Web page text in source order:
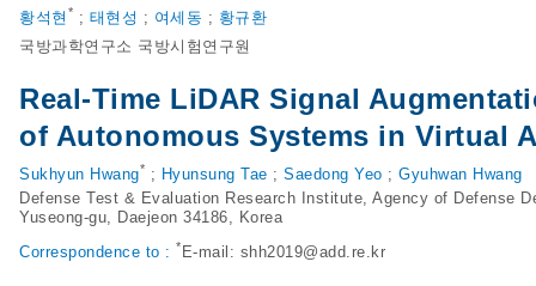
황석현 * ; 태현성 ; 여세동 ; 황규환
국방과학연구소 국방시험연구원
Real-Time LiDAR Signal
of Autonomous Systems in Virtual
Sukhyun Hwang* ; Hyunsung Tae ; Saedong Yeo ; Gyuhwan Hwang
Defense Test & Evaluation Research Institute, Agency of Defense
Yuseong-gu, Daejeon 34186, Korea
Correspondence to : * E-mail: shh2019@add.re.kr